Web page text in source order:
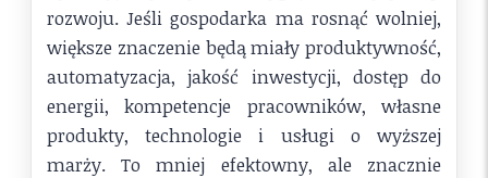
rozwoju. Jeśli gospodarka ma rosnąć wolniej,
większe znaczenie będą miały produktywność,
automatyzacja, jakość inwestycji, dostęp do
energii, kompetencje pracowników, własne
produkty, technologie i usługi o wyższej
marży. To mniej efektowny, ale znacznie